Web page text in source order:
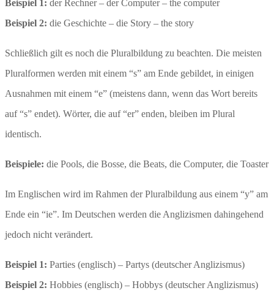
Beispiel 1: der Rechner – der Computer – the computer
Beispiel 2: die Geschichte – die Story – the story
Schließlich gilt es noch die Pluralbildung zu beachten. Die meisten
Pluralformen werden mit einem “s” am Ende gebildet, in einigen
Ausnahmen mit einem “e” (meistens dann, wenn das Wort bereits
auf “s” endet). Wörter, die auf “er” enden, bleiben im Plural
identisch.
Beispiele: die Pools, die Bosse, die Beats, die Computer, die Toaster
Im Englischen wird im Rahmen der Pluralbildung aus einem “y” am
Ende ein “ie”. Im Deutschen werden die Anglizismen dahingehend
jedoch nicht verändert.
Beispiel 1: Parties (englisch) – Partys (deutscher Anglizismus)
Beispiel 2: Hobbies (englisch) – Hobbys (deutscher Anglizismus)